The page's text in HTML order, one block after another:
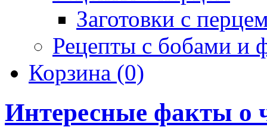
Заготовки с
Рецепты с бобами и
Корзина (0)
Интересные факты о